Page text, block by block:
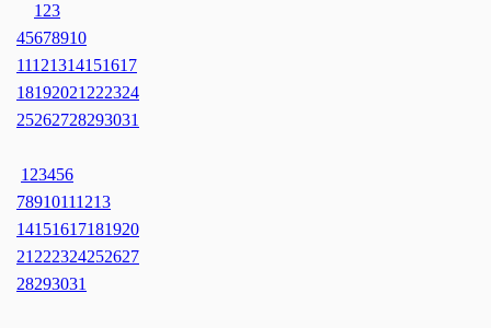
1 23
45678910
11121314151617
18192021 222324
25262728293031
1 23456
78910111213
14151617181920
21 222324252627
28293031